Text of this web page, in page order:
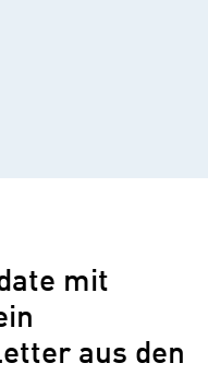
mit
aus den